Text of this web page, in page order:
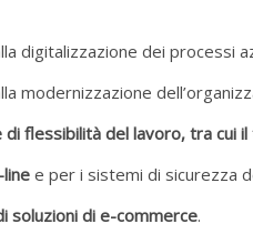
digitalizzazione dei processi
modernizzazione
flessibilità del lavoro, tra cui
e per i sistemi di sicurezza
soluzioni di e-commerce.